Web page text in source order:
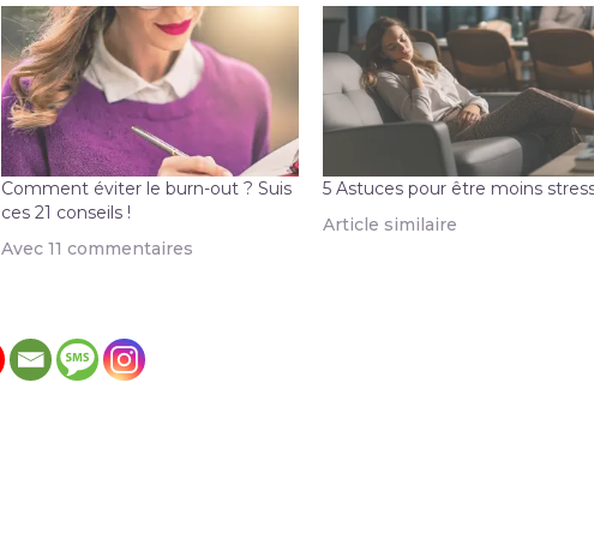
Comment éviter le burn-out ? Suis
ces 21 conseils !
Avec 11 commentaires
5 Astuces pour être moins
Article similaire